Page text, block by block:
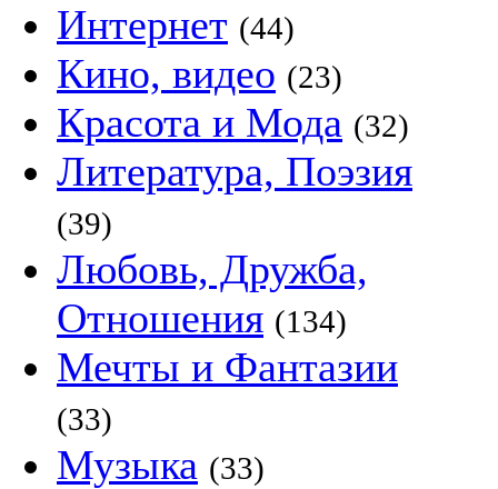
Интернет (44)
Кино, видео (23)
Красота и Мода (32)
Литература, Поэзия
(39)
Любовь, Дружба,
Отношения (134)
Мечты и Фантазии
(33)
Музыка (33)